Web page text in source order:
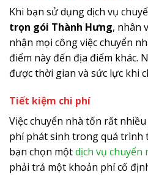
Khi bạn sử dụng dịch vụ
trọn gói Thành Hưng, nhân
nhận mọi công việc chuyển
điểm này đến địa điểm khác.
được thời gian và sức lực khi
Tiết kiệm chi phí
Việc chuyển nhà tốn rất
phí phát sinh trong quá trình
bạn chọn mộtdịch vụ chuyển
phải trả một khoản phí cố